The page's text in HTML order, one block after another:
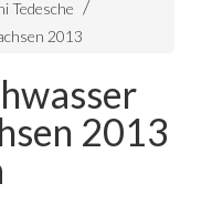
Tedesche
2013
2013